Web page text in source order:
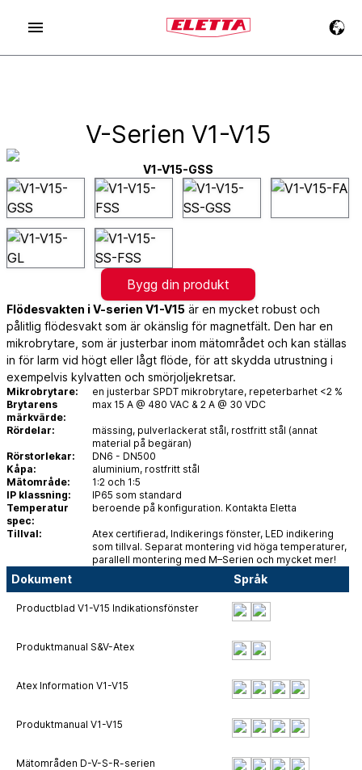
V-Serien V1-V15
V1-V15-GSS
Bygg din produkt
Flödesvakten i V-serien V1-V15 är en mycket robust och
pålitlig flödesvakt som är okänslig för magnetfält. Den har en
mikrobrytare, som är justerbar inom mätområdet och kan ställas
in för larm vid högt eller lågt flöde, för att skydda utrustning i
exempelvis kylvatten och smörjoljekretsar.
Mikrobrytare:
en justerbar SPDT mikrobrytare, repeterbarhet <2 %
Brytarens
märkvärde:
max 15 A @ 480 VAC & 2 A @ 30 VDC
Rördelar:
mässing, pulverlackerat stål, rostfritt stål (annat
material på begäran)
Rörstorlekar:
DN6 - DN500
Kåpa:
aluminium, rostfritt stål
Mätområde:
1:2 och 1:5
IP klassning:
IP65 som standard
Temperatur
spec:
beroende på konfiguration. Kontakta Eletta
Tillval:
Atex certifierad, Indikerings fönster, LED indikering
som tillval. Separat montering vid höga temperaturer,
parallell montering med M–Serien och mycket mer!
Dokument Språk
Productblad V1-V15 Indikationsfönster
Produktmanual S&V-Atex
Atex Information V1-V15
Produktmanual V1-V15
Mätområden D-V-S-R-serien